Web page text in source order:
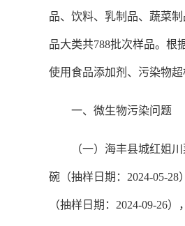
品、饮料、乳制品、蔬菜
品大类共788批次样品。根
使用食品添加剂、污染物
一、微生物污染问题
（一）海丰县城红姐
碗（抽样日期：2024-05-
（抽样日期：2024-09-26